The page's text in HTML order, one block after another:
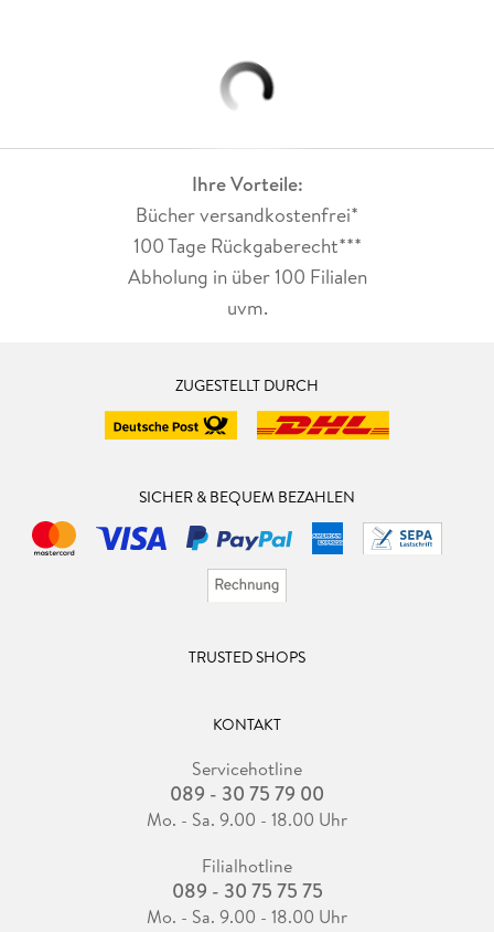
Ihre Vorteile:
Bücher versandkostenfrei*
100 Tage Rückgaberecht***
Abholung in über 100 Filialen
uvm.
ZUGESTELLT DURCH
SICHER & BEQUEM BEZAHLEN
TRUSTED SHOPS
KONTAKT
Servicehotline
089 - 30 75 79 00
Mo. - Sa. 9.00 - 18.00 Uhr
Filialhotline
089 - 30 75 75 75
Mo. - Sa. 9.00 - 18.00 Uhr